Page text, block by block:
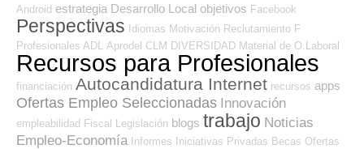
Android estrategia Desarrollo Local objetivos Facebook
Perspectivas Idiomas Motivación Reclutamiento F
Profesionales ADL
Aprodel CLM DIVERSIDAD Material de O.Laboral
Recursos para Profesionales
financiación Autocandidatura Internet recursos apps
Ofertas Empleo Seleccionadas Innovación
empleabilidad Fiscal Legislación blogs trabajo Noticias
Empleo-Economía Informes Iniciativas Privadas Becas Ofertas